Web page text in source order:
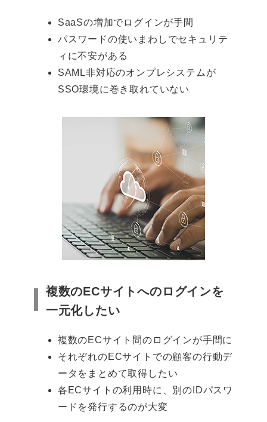
SaaSの増加でログインが手間
パスワードの使いまわしでセキュリテ
ィに不安がある
SAML非対応のオンプレシステムが
SSO環境に巻き取れていない
複数のECサイトへのログインを
一元化したい
複数のECサイト間のログインが手間に
それぞれのECサイトでの顧客の行動デ
ータをまとめて取得したい
各ECサイトの利用時に、別のIDパスワ
ードを発行するのが大変